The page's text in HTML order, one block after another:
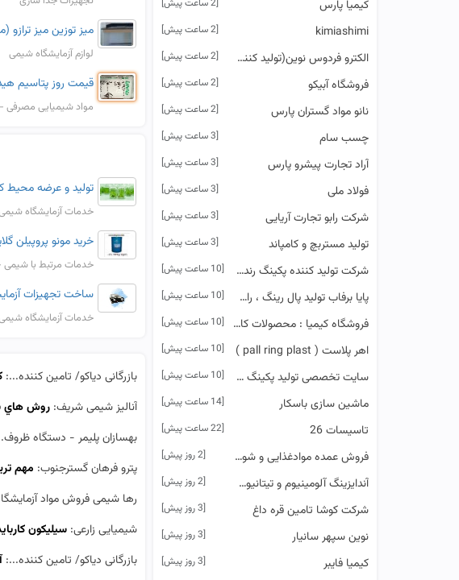
کیمیا پارس [2 ساعت پیش]
kimiashimi [2 ساعت پیش]
الکترو فردوس نوین(تولید کننده روکش سیم پی وی سی (pvc) با برند نوین پلاست [2 ساعت پیش]
فروشگاه آبیکو [2 ساعت پیش]
نانو مواد گستران پارس [2 ساعت پیش]
چسب سام [3 ساعت پیش]
آراد تجارت پیشرو پارس [3 ساعت پیش]
فولاد ملی [3 ساعت پیش]
شرکت رابو تجارت آریایی [3 ساعت پیش]
تولید مستربچ و کامپاند [3 ساعت پیش]
شرکت تولید کننده پکینگ رندوم اسپلش [10 ساعت پیش]
پایا برفاب تولید پال رینگ ، راشینگ (استیل - سرامیک و پلیمر) [10 ساعت پیش]
فروشگاه کیمیا : محصولات کارواش - انواع چربیگیرها - پودر و مایع مکمل ماشین ظرفشوئی صنعتی [10 ساعت پیش]
اهر پلاست ( pall ring plast ) [10 ساعت پیش]
سایت تخصصی تولید پکینگ در ایران [10 ساعت پیش]
ماشین سازی باسکار [14 ساعت پیش]
تاسیسات 26 [22 ساعت پیش]
فروش عمده مواد‌غذایی و شوینده.بهداشتی /پخش تهران کالا [2 روز پیش]
آندایزینگ آلومینیوم و تیتانیوم آریا [2 روز پیش]
شرکت کوشا تامین قره داغ [3 روز پیش]
نوین سپهر سانیار [3 روز پیش]
کیمیا فایبر [3 روز پیش]
لوازم آزمایشگاه شیمی
مواد شیمیایی مصرفی
خدمات آزمایشگاه
خرید مونو پروپیلن
خدمات مرتبط با شیمی
ساخت تجهیزات
خدمات آزمایشگاه
بازرگانی دیاکو/ تامین کننده...:
آنالیز شیمی شریف:روش هاي
بهسازان پلیمر - دستگاه
پترو فرهان گسترجنوب: مهم
رها شیمی فروش مواد
شیمیایی زارعی:سیلیکون
بازرگانی دیاکو/ تامین کننده...: